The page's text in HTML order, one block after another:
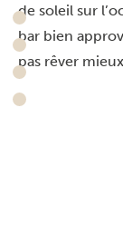
de soleil sur
bar bien
pas rêver